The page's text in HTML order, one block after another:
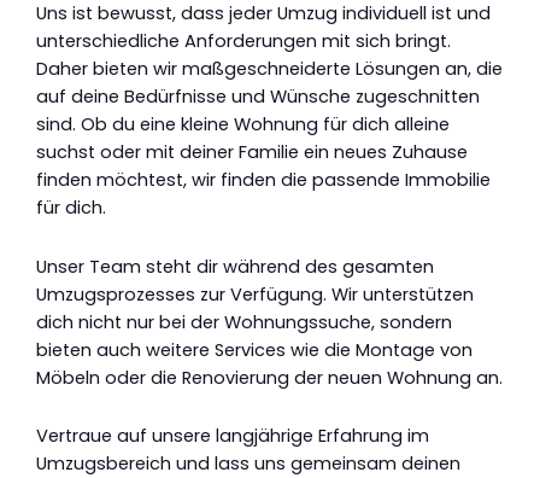
Uns ist bewusst, dass jeder Umzug individuell ist und
unterschiedliche Anforderungen mit sich bringt.
Daher bieten wir maßgeschneiderte Lösungen an, die
auf deine Bedürfnisse und Wünsche zugeschnitten
sind. Ob du eine kleine Wohnung für dich alleine
suchst oder mit deiner Familie ein neues Zuhause
finden möchtest, wir finden die passende Immobilie
für dich.
Unser Team steht dir während des gesamten
Umzugsprozesses zur Verfügung. Wir unterstützen
dich nicht nur bei der Wohnungssuche, sondern
bieten auch weitere Services wie die Montage von
Möbeln oder die Renovierung der neuen Wohnung an.
Vertraue auf unsere langjährige Erfahrung im
Umzugsbereich und lass uns gemeinsam deinen